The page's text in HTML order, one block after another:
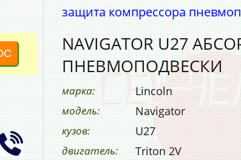
защита компрессора
NAVIGATOR U27
ПНЕВМОПОДВЕСКИ
марка: Lincoln
модель: Navigator
кузов: U27
двигатель: Triton 2V